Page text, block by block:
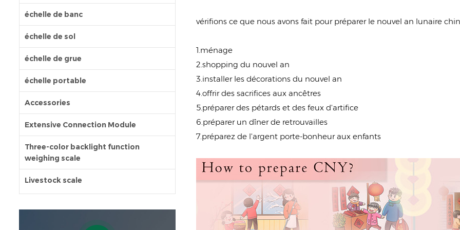
échelle de banc
échelle de sol
échelle de grue
échelle portable
Accessories
Extensive Connection Module
Three-color backlight function
weighing scale
Livestock scale
vérifions ce que nous avons fait pour préparer le nouvel an lunaire
1.ménage
2.shopping du nouvel an
3.installer les décorations du nouvel an
4.offrir des sacrifices aux ancêtres
5.préparer des pétards et des feux d'artifice
6.préparer un dîner de retrouvailles
7.préparez de l'argent porte-bonheur aux enfants